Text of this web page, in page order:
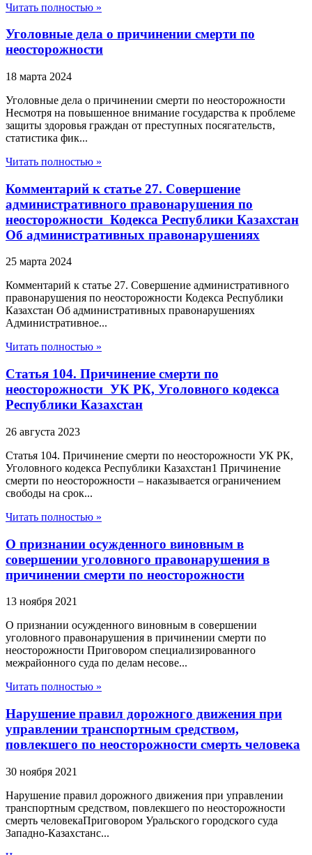
Читать полностью »
Уголовные дела о причинении смерти по
неосторожности
18 марта 2024
Уголовные дела о причинении смерти по неосторожности
Несмотря на повышенное внимание государства к проблеме
защиты здоровья граждан от преступных посягательств,
статистика фик...
Читать полностью »
Комментарий к статье 27. Совершение
административного правонарушения по
неосторожности Кодекса Республики Казахстан
Об административных правонарушениях
25 марта 2024
Комментарий к статье 27. Совершение административного
правонарушения по неосторожности Кодекса Республики
Казахстан Об административных правонарушениях
Административное...
Читать полностью »
Статья 104. Причинение смерти по
неосторожности УК РК, Уголовного кодекса
Республики Казахстан
26 августа 2023
Статья 104. Причинение смерти по неосторожности УК РК,
Уголовного кодекса Республики Казахстан1 Причинение
смерти по неосторожности – наказывается ограничением
свободы на срок...
Читать полностью »
О признании осужденного виновным в
совершении уголовного правонарушения в
причинении смерти по неосторожности
13 ноября 2021
О признании осужденного виновным в совершении
уголовного правонарушения в причинении смерти по
неосторожности Приговором специализированного
межрайонного суда по делам несове...
Читать полностью »
Нарушение правил дорожного движения при
управлении транспортным средством,
повлекшего по неосторожности смерть человека
30 ноября 2021
Нарушение правил дорожного движения при управлении
транспортным средством, повлекшего по неосторожности
смерть человекаПриговором Уральского городского суда
Западно-Казахстанс...